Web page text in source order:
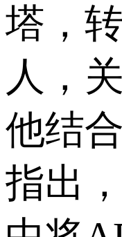
塔，
人，
他结
指出